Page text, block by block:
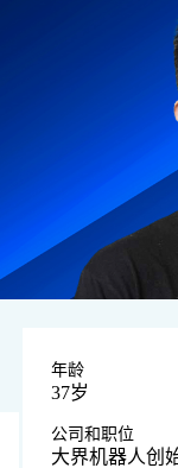
年龄
37岁
公司和职位
大界机器人创